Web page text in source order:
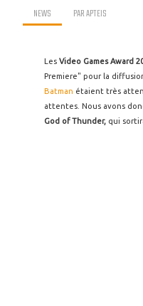
NEWS PARAPTEIS
Les Video Games Award
Premiere" pour la
Batman étaient très
attentes. Nous avons
God of Thunder, qui